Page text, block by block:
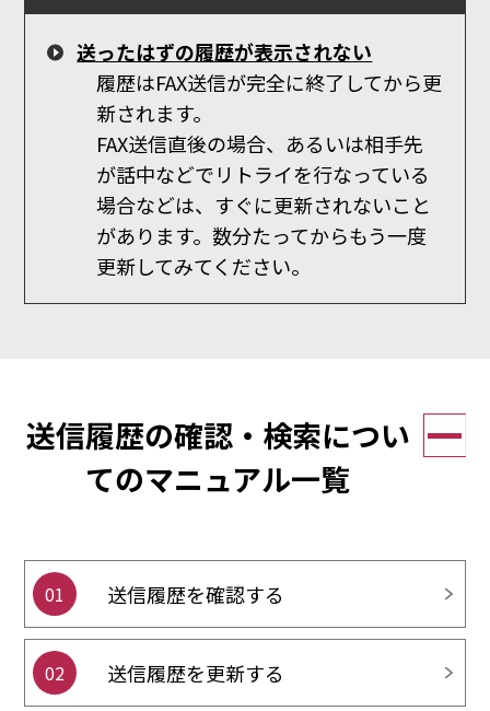
送ったはずの履歴が表示されない
履歴はFAX送信が完全に終了してから更
新されます。
FAX送信直後の場合、あるいは相手先
が話中などでリトライを行なっている
場合などは、すぐに更新されないこと
があります。数分たってからもう一度
更新してみてください。
送信履歴の確認・検索につい
てのマニュアル一覧
01 送信履歴を確認する
02 送信履歴を更新する